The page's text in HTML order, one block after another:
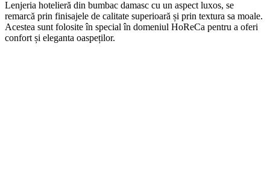
Lenjeria hotelieră din bumbac damasc cu un aspect luxos, se
remarcă prin finisajele de calitate superioară și prin textura sa moale.
Acestea sunt folosite în special în domeniul HoReCa pentru a oferi
confort și eleganta oaspeților.